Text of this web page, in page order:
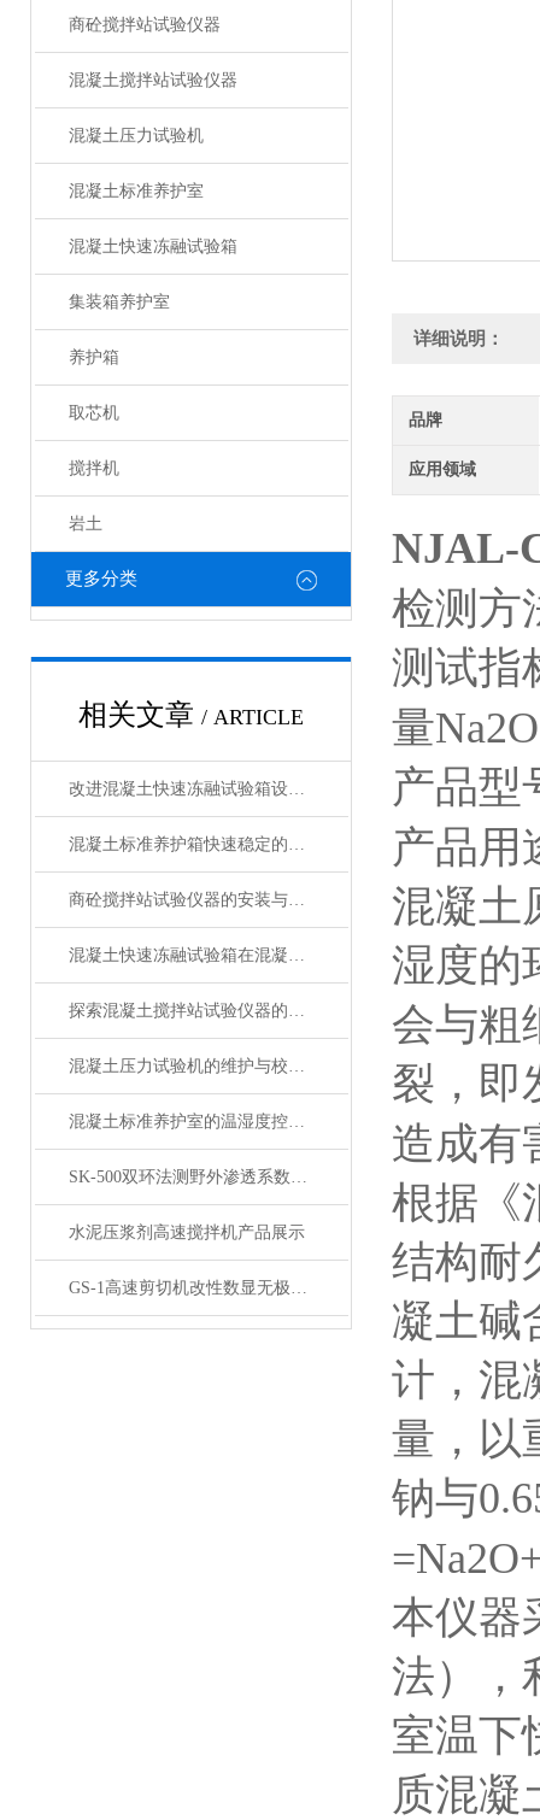
商砼搅拌站试验仪器
混凝土搅拌站试验仪器
混凝土压力试验机
混凝土标准养护室
混凝土快速冻融试验箱
集装箱养护室
养护箱
取芯机
搅拌机
岩土
更多分类
相关文章 / ARTICLE
改进混凝土快速冻融试验箱设计以增强其性能的方法
混凝土标准养护箱快速稳定的温湿度调节，确保标准化养护
商砼搅拌站试验仪器的安装与操作技巧
混凝土快速冻融试验箱在混凝土行业中的重要作用与应用领域说明
探索混凝土搅拌站试验仪器的种类与功能
混凝土压力试验机的维护与校准方法是怎样的？
混凝土标准养护室的温湿度控制技术详解
SK-500双环法测野外渗透系数试验装置 产品简介
水泥压浆剂高速搅拌机产品展示
GS-1高速剪切机改性数显无极调速乳化机产品展示
详细说明：
品牌
应用领域
NJAL-
检测方
测试指
量
产品型
产品用
混凝土
湿度的
会与粗
裂，即
造成有
根据《
结构耐
凝土碱
计，混
量，以
钠与
本仪器
法），
室温下
质混凝